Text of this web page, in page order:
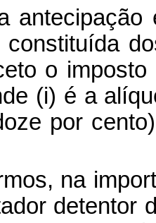
antecipação
o imposto
(i) é a
por
na
detentor